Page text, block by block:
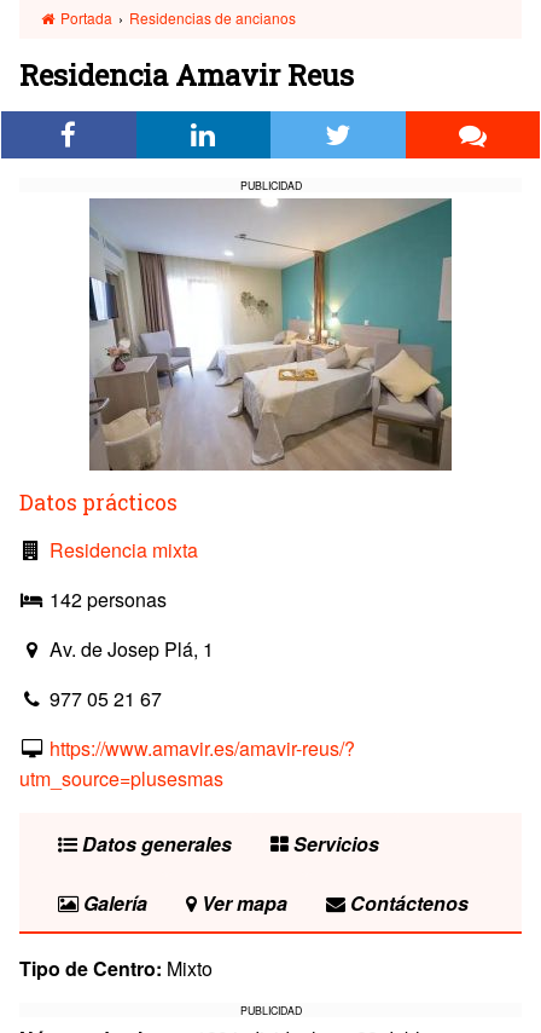
Portada › Residencias de ancianos
Residencia Amavir Reus
PUBLICIDAD
Datos prácticos
Residencia mixta
142 personas
Av. de Josep Plá, 1
977 05 21 67
https://www.amavir.es/amavir-reus/?
utm_source=plusesmas
Datos generales Servicios
Galería Ver mapa Contáctenos
Tipo de Centro: Mixto
PUBLICIDAD